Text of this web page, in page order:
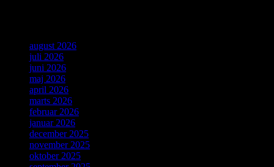
august 2026
juli 2026
juni 2026
maj 2026
april 2026
marts 2026
februar 2026
januar 2026
december 2025
november 2025
oktober 2025